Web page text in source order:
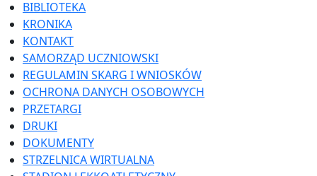
BIBLIOTEKA
KRONIKA
KONTAKT
SAMORZĄD UCZNIOWSKI
REGULAMIN SKARG I WNIOSKÓW
OCHRONA DANYCH OSOBOWYCH
PRZETARGI
DRUKI
DOKUMENTY
STRZELNICA WIRTUALNA